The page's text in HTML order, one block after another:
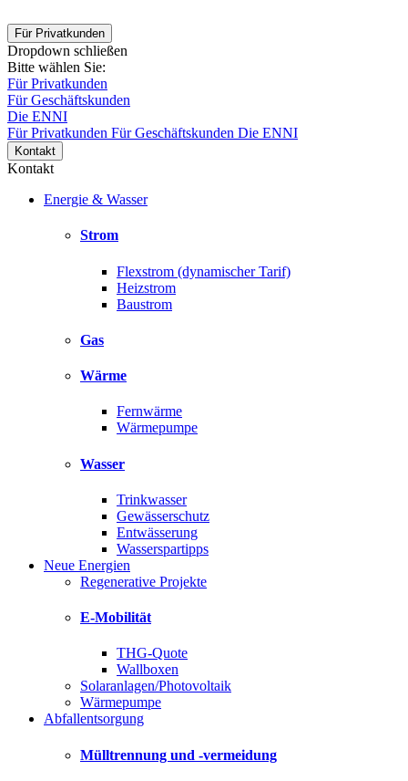
Für Privatkunden
Dropdown schließen
Bitte wählen Sie:
Für Privatkunden
Für Geschäftskunden
Die ENNI
Für Privatkunden Für Geschäftskunden Die ENNI
Kontakt
Kontakt
Energie & Wasser
Strom
Flexstrom (dynamischer Tarif)
Heizstrom
Baustrom
Gas
Wärme
Fernwärme
Wärmepumpe
Wasser
Trinkwasser
Gewässerschutz
Entwässerung
Wasserspartipps
Neue Energien
Regenerative Projekte
E-Mobilität
THG-Quote
Wallboxen
Solaranlagen/Photovoltaik
Wärmepumpe
Abfallentsorgung
Mülltrennung und -vermeidung